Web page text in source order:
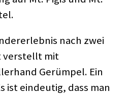
nach zwei
verstellt mit
Gerümpel. Ein
ist eindeutig, dass man